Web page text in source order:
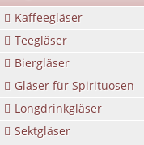
Kaffeegläser
Teegläser
Biergläser
Gläser für Spirituosen
Longdrinkgläser
Sektgläser